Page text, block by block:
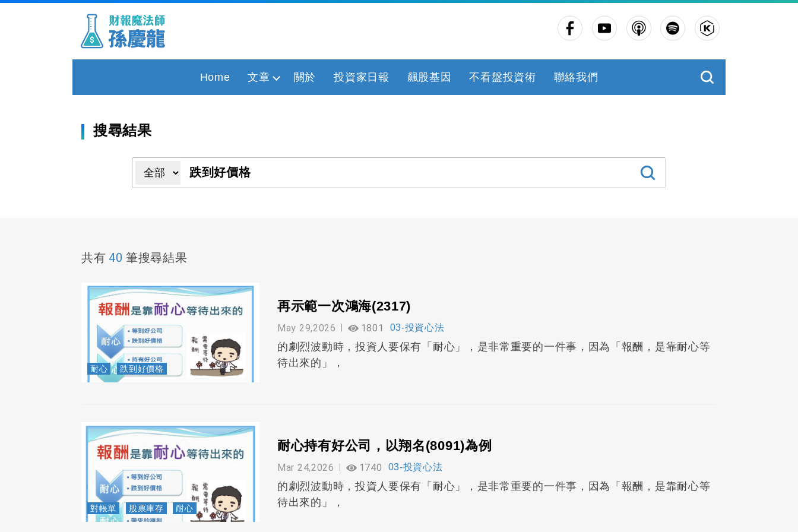
Home 文章 關於 投資家日報 飆股基因 不看盤投資術 聯絡我們
搜尋結果
共有 40 筆搜尋結果
耐心 跌到好價格
再示範一次鴻海(2317)
May 29,2026 1801 03-投資心法
的劇烈波動時，投資人要保有「耐心」，是非常重要的一件事，因為「報酬，是靠耐心等
待出來的」，
對帳單 股票庫存 耐心
耐心持有好公司，以翔名(8091)為例
Mar 24,2026 1740 03-投資心法
的劇烈波動時，投資人要保有「耐心」，是非常重要的一件事，因為「報酬，是靠耐心等
待出來的」，